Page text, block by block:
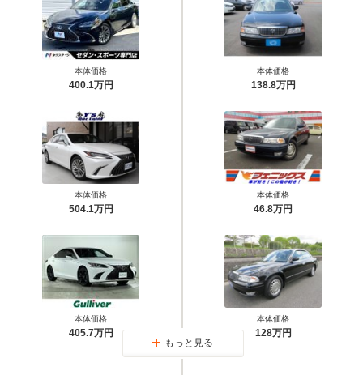
本体価格
400.1万円
本体価格
504.1万円
本体価格
405.7万円
本体価格
138.8万円
本体価格
46.8万円
本体価格
128万円
もっと見る